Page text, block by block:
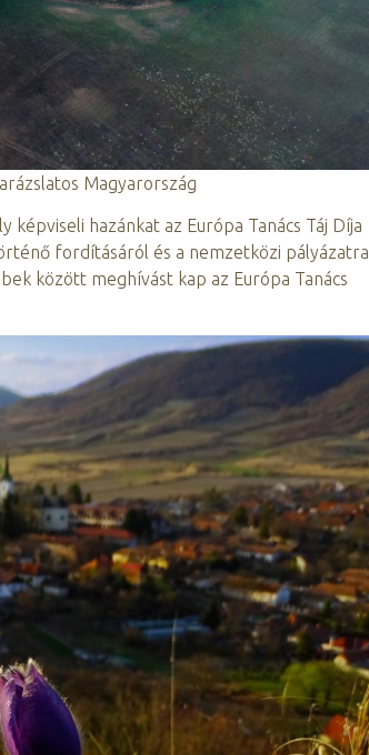
Magyarország
hazánkat az Európa Tanács Táj Díja
fordításáról és a nemzetközi pályázatra
között meghívást kap az Európa Tanács